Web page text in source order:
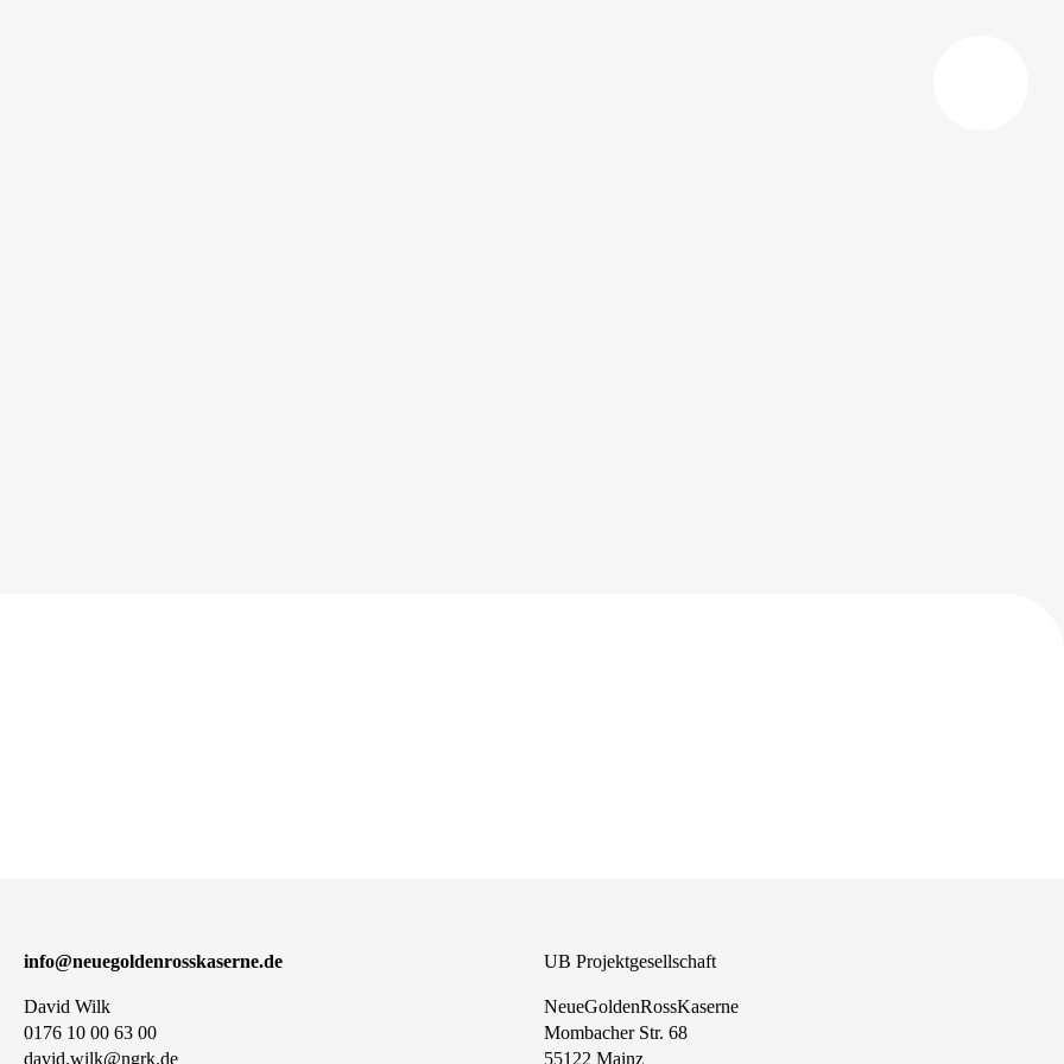
info@neuegoldenrosskaserne.de
David Wilk
0176 10 00 63 00
david.wilk@ngrk.de
UB Projektgesellschaft
NeueGoldenRossKaserne
Mombacher Str. 68
55122 Mainz